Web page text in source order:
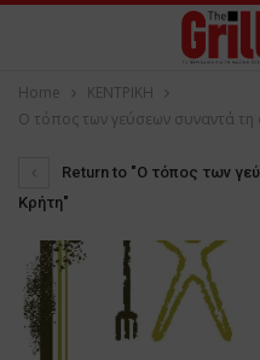
Home
ΚΕΝΤΡΙΚΗ
Ο τόπος των γεύσεων συναντά τη
Return to "Ο τόπος των
Κρήτη"